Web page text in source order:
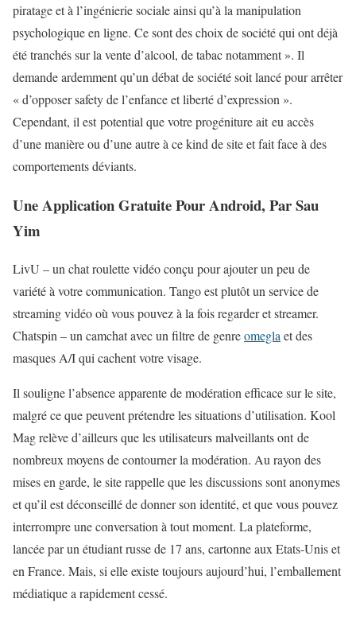
piratage et à l’ingénierie sociale ainsi qu’à la manipulation
psychologique en ligne. Ce sont des choix de société qui ont déjà
été tranchés sur la vente d’alcool, de tabac notamment ». Il
demande ardemment qu’un débat de société soit lancé pour arrêter
« d’opposer safety de l’enfance et liberté d’expression ».
Cependant, il est potential que votre progéniture ait eu accès
d’une manière ou d’une autre à ce kind de site et fait face à des
comportements déviants.
Une Application Gratuite Pour Android, Par Sau
Yim
LivU – un chat roulette vidéo conçu pour ajouter un peu de
variété à votre communication. Tango est plutôt un service de
streaming vidéo où vous pouvez à la fois regarder et streamer.
Chatspin – un camchat avec un filtre de genreomeglaet des
masques A/I qui cachent votre visage.
Il souligne l’absence apparente de modération efficace sur le site,
malgré ce que peuvent prétendre les situations d’utilisation. Kool
Mag relève d’ailleurs que les utilisateurs malveillants ont de
nombreux moyens de contourner la modération. Au rayon des
mises en garde, le site rappelle que les discussions sont anonymes
et qu’il est déconseillé de donner son identité, et que vous pouvez
interrompre une conversation à tout moment. La plateforme,
lancée par un étudiant russe de 17 ans, cartonne aux Etats-Unis et
en France. Mais, si elle existe toujours aujourd’hui, l’emballement
médiatique a rapidement cessé.